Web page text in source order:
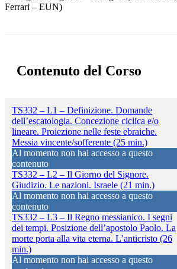
Ferrari – EUN)
Contenuto del Corso
TS332 – L1 – Definizione. Domande
dell’escatologia. Concezione ciclica e/o
lineare. Proiezione nelle feste ebraiche.
Messia vincente/sofferente (25 min.)
Al momento non hai accesso a questo
contenuto
TS332 – L2 – Il Giorno del Signore.
Giudizio. Le nazioni. Israele (21 min.)
Al momento non hai accesso a questo
contenuto
TS332 – L3 – Il Regno messianico. I segni
dei tempi. Posizione dell’apostolo Paolo. La
morte porta alla vita eterna. L’anticristo (26
min.)
Al momento non hai accesso a questo